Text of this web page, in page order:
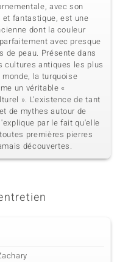
avec son
fantastique, est une
dont la couleur
avec presque
de peau. Présente dans
cultures antiques les plus
la turquoise
un véritable «
». L'existence de tant
de mythes autour de
par le fait qu'elle
premières pierres
découvertes.